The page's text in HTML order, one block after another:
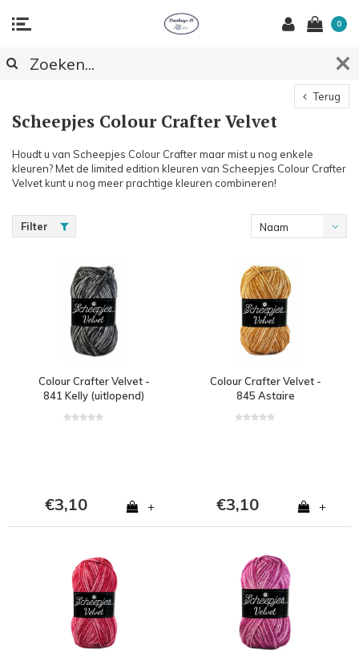
0
Terug
Scheepjes Colour Crafter Velvet
Houdt u van Scheepjes Colour Crafter maar mist u nog enkele
kleuren? Met de limited edition kleuren van Scheepjes Colour Crafter
Velvet kunt u nog meer prachtige kleuren combineren!
Filter
Naam
Colour Crafter Velvet -
841 Kelly (uitlopend)
€3,10 +
Colour Crafter Velvet -
845 Astaire
€3,10 +